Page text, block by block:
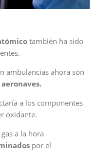
también ha sido
ambulancias ahora son
.
a los componentes
oxidante.
a la hora
por el